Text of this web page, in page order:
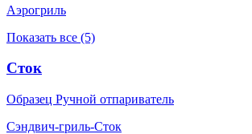
Аэрогриль
Показать все (5)
Сток
Образец Ручной отпариватель
Сэндвич-гриль-Сток